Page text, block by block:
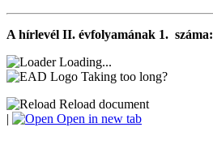
A hírlevél II. évfolyamának 1. száma:
Loading...
Taking too long?
Reload document
|
Open in new tab